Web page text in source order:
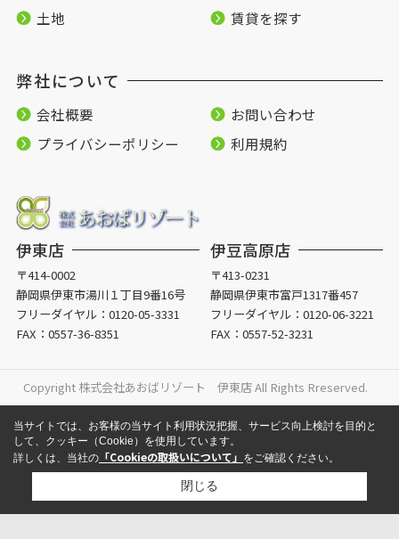
土地
賃貸を探す
弊社について
会社概要
お問い合わせ
プライバシーポリシー
利用規約
伊東店
〒414-0002
静岡県伊東市湯川１丁目9番16号
フリーダイヤル： 0120-05-3331
FAX：0557-36-8351
伊豆高原店
〒413-0231
静岡県伊東市富戸1317番457
フリーダイヤル：0120-06-3221
FAX：0557-52-3231
Copyright 株式会社あおばリゾート 伊東店 All Rights Rreserved.
当サイトでは、お客様の当サイト利用状況把握、サービス向上検討を目的と
して、クッキー（Cookie）を使用しています。
詳しくは、当社の 「Cookieの取扱いについて」 をご確認ください。
閉じる